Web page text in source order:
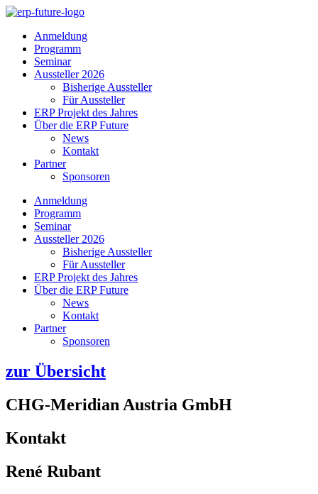
Skip
contentAnmeldung
Programm
Seminar
Aussteller 2026
Bisherige Aussteller
Für Aussteller
ERP Projekt des Jahres
Über die ERP Future
News
Kontakt
Partner
Sponsoren
Anmeldung
Programm
Seminar
Aussteller 2026
Bisherige Aussteller
Für Aussteller
ERP Projekt des Jahres
Über die ERP Future
News
Kontakt
Partner
Sponsoren
zur Übersicht
CHG-Meridian Austria GmbH
Kontakt
René Rubant